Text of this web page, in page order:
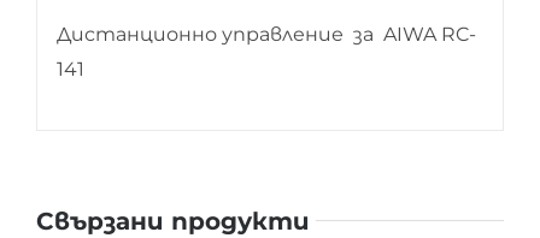
Дистанционно управление за AIWA RC-
141
Свързани продукти